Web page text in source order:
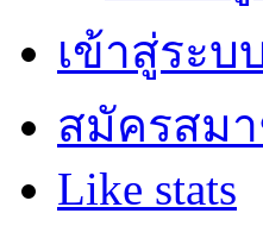
เข้าสู่ระบ
สมัครสม
Like stats